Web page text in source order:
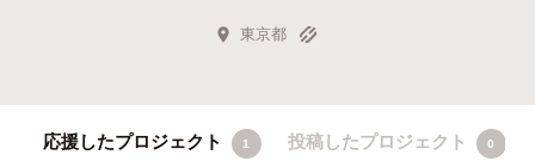
東京都
応援したプロジェクト 1 投稿したプロジェクト 0